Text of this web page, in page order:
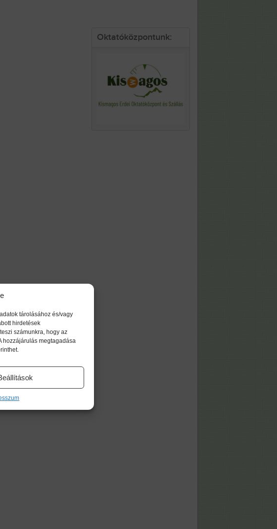
tárolásához és/vagy
hirdetések
számunkra, hogy az
hozzájárulás megtagadása
Oktatóközpontunk: